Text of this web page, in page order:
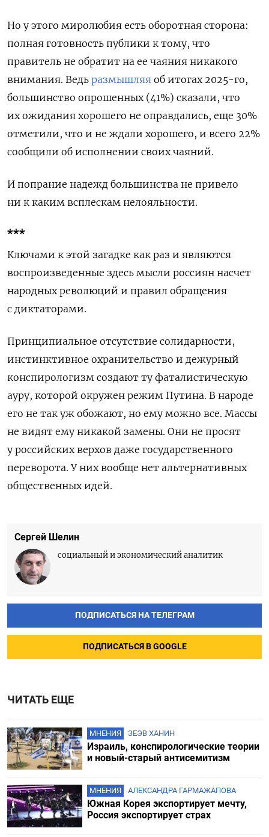
Но у этого миролюбия есть оборотная сторона:
полная готовность публики к тому, что
правитель не обратит на ее чаяния никакого
внимания. Ведь размышляя об итогах 2025-го,
большинство опрошенных (41%) сказали, что
их ожидания хорошего не оправдались, еще 30%
отметили, что и не ждали хорошего, и всего 22%
сообщили об исполнении своих чаяний.
И попрание надежд большинства не привело
ни к каким всплескам нелояльности.
***
Ключами к этой загадке как раз и являются
воспроизведенные здесь мысли россиян насчет
народных революций и правил обращения
с диктаторами.
Принципиальное отсутствие солидарности,
инстинктивное охранительство и дежурный
конспирологизм создают ту фаталистическую
ауру, которой окружен режим Путина. В народе
его не так уж обожают, но ему можно все. Массы
не видят ему никакой замены. Они не просят
у российских верхов даже государственного
переворота. У них вообще нет альтернативных
общественных идей.
Сергей Шелин
социальный и экономический аналитик
ПОДПИСАТЬСЯ НА ТЕЛЕГРАМ
ПОДПИСАТЬСЯ В GOOGLE
ЧИТАТЬ ЕЩЕ
МНЕНИЯ ЗЕЭВ ХАНИН
Израиль, конспирологические теории
и новый-старый антисемитизм
МНЕНИЯ АЛЕКСАНДРА ГАРМАЖАПОВА
Южная Корея экспортирует мечту,
Россия экспортирует страх